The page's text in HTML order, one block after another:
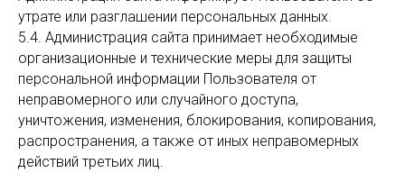
утрате или разглашении персональных данных.
5.4. Администрация сайта принимает необходимые
организационные и технические меры для защиты
персональной информации Пользователя от
неправомерного или случайного доступа,
уничтожения, изменения, блокирования, копирования,
распространения, а также от иных неправомерных
действий третьих лиц.